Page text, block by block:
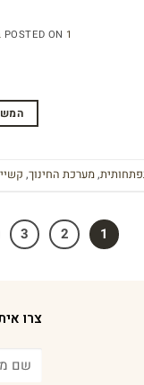
POSTED ON 1 במרץ 2019
,מערכת החינוך,
1
2
3
צרו